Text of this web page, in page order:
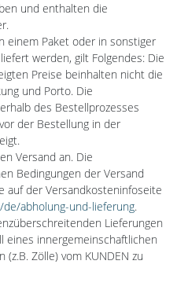
und enthalten die
einem Paket oder in sonstiger
werden, gilt Folgendes: Die
Preise beinhalten nicht die
und Porto. Die
des Bestellprozesses
der Bestellung in der
Versand an. Die
Bedingungen der Versand
auf der Versandkosteninfoseite
abholung-und-lieferung.
Lieferungen
eines innergemeinschaftlichen
Zölle) vom KUNDEN zu